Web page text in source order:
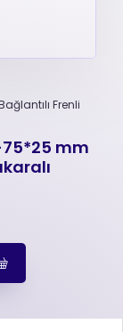
Frenli
mm